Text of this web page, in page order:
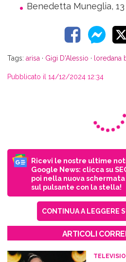
Benedetta Muneglia,
Tags: arisa · Gigi D'Alessio · loredana
Pubblicato il 14/12/2024 12:34
Ricevi le nostre ultime
Google News: clicca su
poi nella nuova
sul pulsante con la stella!
CONTINUA A LEGGERE
ARTICOLI